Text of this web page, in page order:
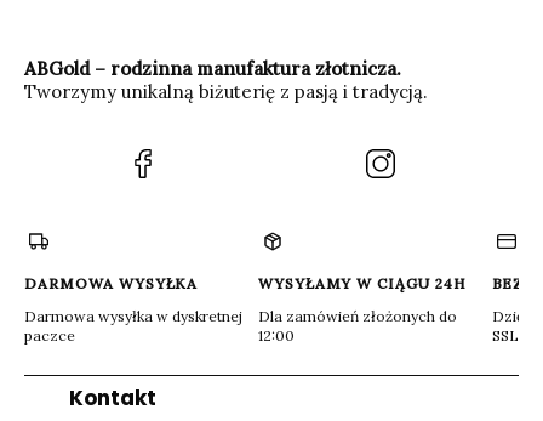
ABGold – rodzinna manufaktura złotnicza.
Tworzymy unikalną biżuterię z pasją i tradycją.
(Otwiera
DARMOWA WYSYŁKA
Darmowa wysyłka w dyskretnej
paczce
WYSYŁAMY W CIĄGU 24H
Dla zamówień złożonych do
12:00
Dzięki
SSL
Kontakt